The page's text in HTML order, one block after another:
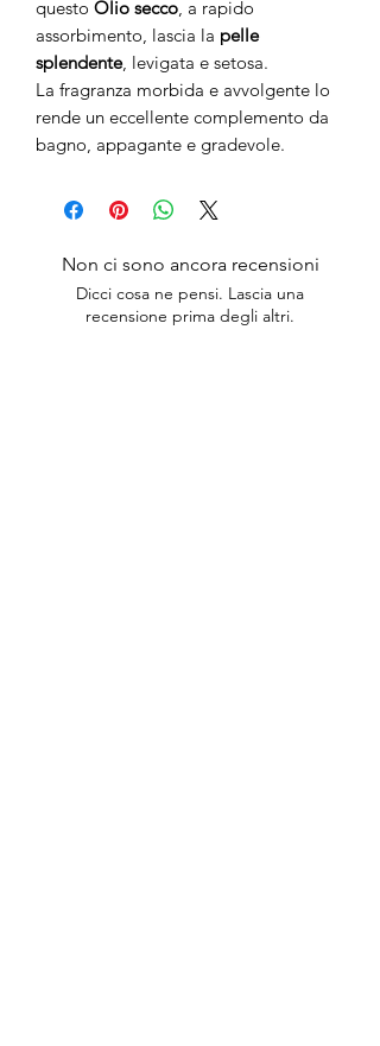
questo Olio secco , a rapido
assorbimento, lascia la pelle
splendente, levigata e setosa.
La fragranza morbida e avvolgente lo
rende un eccellente complemento da
bagno, appagante e gradevole.
Non ci sono ancora recensioni
Dicci cosa ne pensi. Lascia una
recensione prima degli altri.